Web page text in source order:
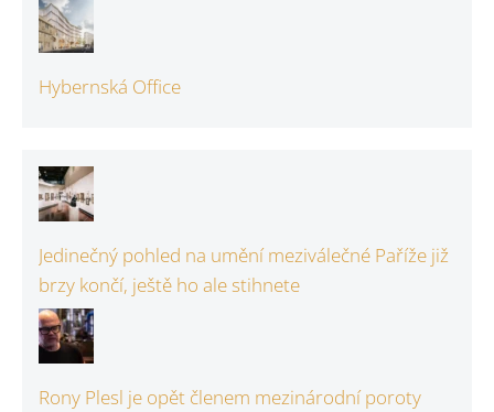
Hybernská Office
Jedinečný pohled na umění meziválečné Paříže již
brzy končí, ještě ho ale stihnete
Rony Plesl je opět členem mezinárodní poroty